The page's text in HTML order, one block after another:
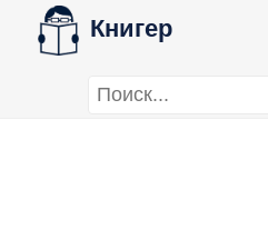
Книгер